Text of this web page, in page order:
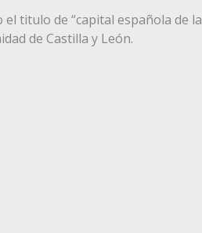
titulo de “capital española de la
de Castilla y León.